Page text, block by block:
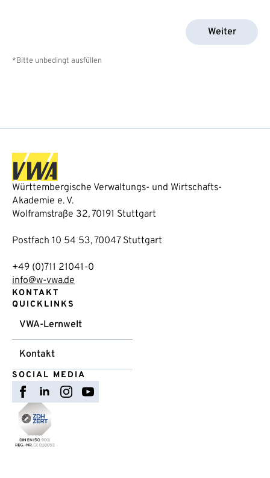
Weiter
*Bitte unbedingt ausfüllen
Württembergische Verwaltungs- und Wirtschafts-
Akademie e. V.
Wolframstraße 32, 70191 Stuttgart
Postfach 10 54 53, 70047 Stuttgart
+49 (0)711 21041-0
info@w-vwa.de
KONTAKT
QUICKLINKS
VWA-Lernwelt
Kontakt
SOCIAL MEDIA